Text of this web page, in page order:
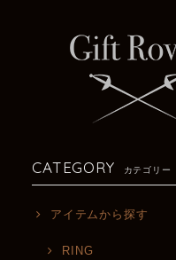
CATEGORY カテゴリー
アイテムから探す
RING